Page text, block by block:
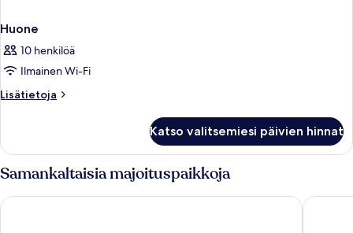
Huone
10 henkilöä
Ilmainen Wi-Fi
Lisätietoja
Lisätietoja
Katso valitsemiesi päivien hinnat
Samankaltaisia majoituspaikkoja
Hotel Porto Azzurro Hotel